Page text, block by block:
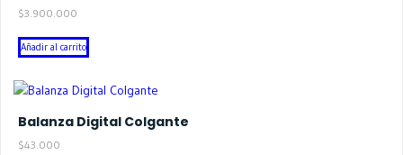
$3.900.000
Añadir al carrito
Balanza Digital Colgante
$43.000